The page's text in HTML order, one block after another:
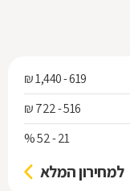
619 - 1,440 ₪
516 - 722 ₪
21 - 52 %
למחירון המלא